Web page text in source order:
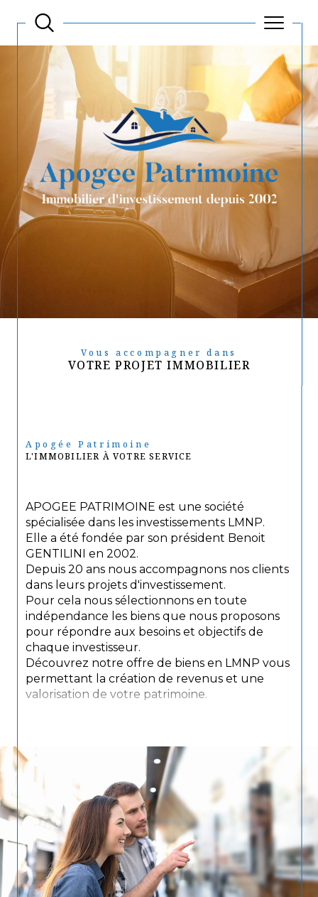
Vous accompagner dans
VOTRE PROJET IMMOBILIER
Apogée Patrimoine
L'IMMOBILIER À VOTRE SERVICE
APOGEE PATRIMOINE est une société
spécialisée dans les investissements LMNP.
Elle a été fondée par son président Benoit
GENTILINI en 2002.
Depuis 20 ans nous accompagnons nos clients
dans leurs projets d'investissement.
Pour cela nous sélectionnons en toute
indépendance les biens que nous proposons
pour répondre aux besoins et objectifs de
chaque investisseur.
Découvrez notre offre de biens en LMNP vous
permettant la création de revenus et une
valorisation de votre patrimoine.